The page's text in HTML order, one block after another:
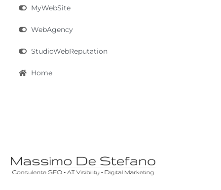
MyWebSite
WebAgency
StudioWebReputation
Home